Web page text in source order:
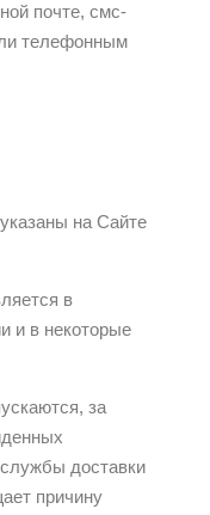
почте, смс-
телефонным
на Сайте
в
и в некоторые
за
доставки
причину